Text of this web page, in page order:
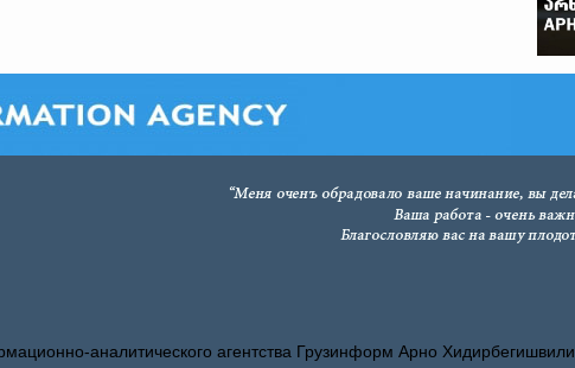
аналитического агентства Грузинформ Арно Хидирбегишвили